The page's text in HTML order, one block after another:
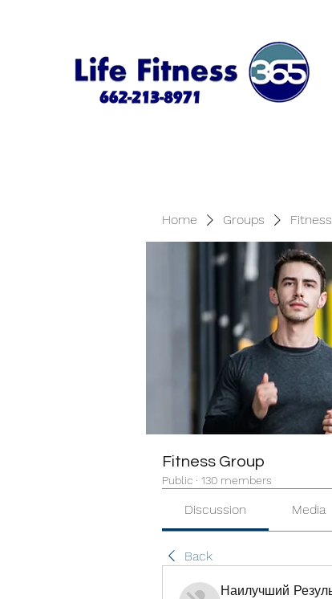
Home Groups
Fitness Group
Public · 130 members
Discussion Media
Back
Наилучший